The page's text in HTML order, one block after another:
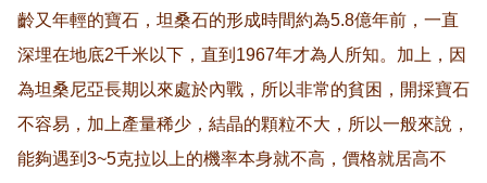
齡又年輕的寶石，坦桑石的形成時間約為5.8億年前，一直
深埋在地底2千米以下，直到1967年才為人所知。加上，因
為坦桑尼亞長期以來處於內戰，所以非常的貧困，開採寶石
不容易，加上產量稀少，結晶的顆粒不大，所以一般來說，
能夠遇到3~5克拉以上的機率本身就不高，價格就居高不